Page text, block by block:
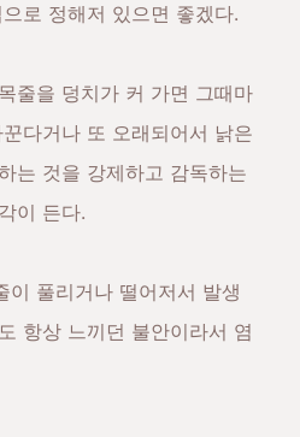
로 정해저 있으면 좋겠다.
줄을 덩치가 커 가면 그때마
다거나 또 오래되어서 낡은
는 것을 강제하고 감독하는
이 든다.
이 풀리거나 떨어저서 발생
항상 느끼던 불안이라서 염